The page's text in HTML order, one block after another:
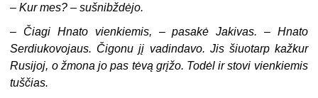
–Kur mes? – sušnibždėjo.
– Čiagi Hnato vienkiemis, – pasakė Jakivas. – Hnato
Serdiukovojaus. Čigonu jį vadindavo. Jis šiuotarp kažkur
Rusijoj, o žmona jo pas tėvą grįžo. Todėl ir stovi vienkiemis
tuščias.